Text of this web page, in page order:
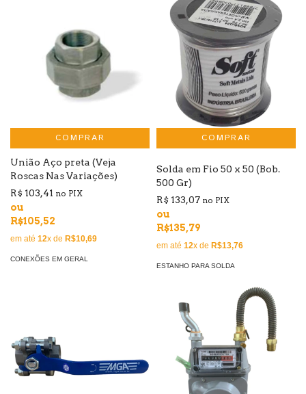
COMPRAR
União Aço preta (Veja
Roscas Nas Variações)
R$ 103,41 no PIX
ou
R$105,52
em até 12x de R$10,69
CONEXÕES EM GERAL
Solda em Fio 50 x 50 (Bob.
500 Gr)
R$ 133,07 no PIX
ou
R$135,79
em até 12x de R$13,76
ESTANHO PARA SOLDA